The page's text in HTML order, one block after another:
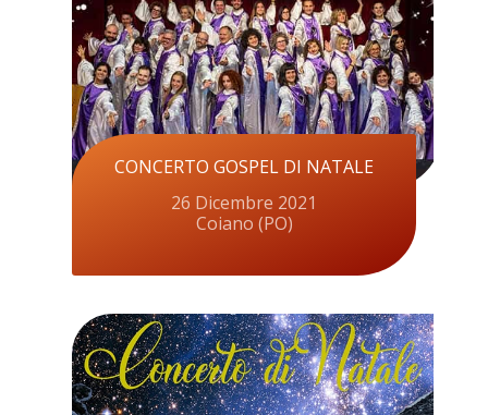
CONCERTO GOSPEL DI NATALE
26 Dicembre 2021
Coiano (PO)